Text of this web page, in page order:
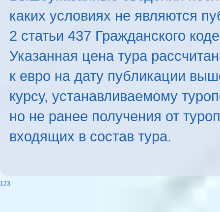
каких условиях не являются
2 статьи 437 Гражданского
Указанная цена тура
к евро на дату публикации
курсу, устанавливаемому
но не ранее получения от
входящих в состав тура.
123